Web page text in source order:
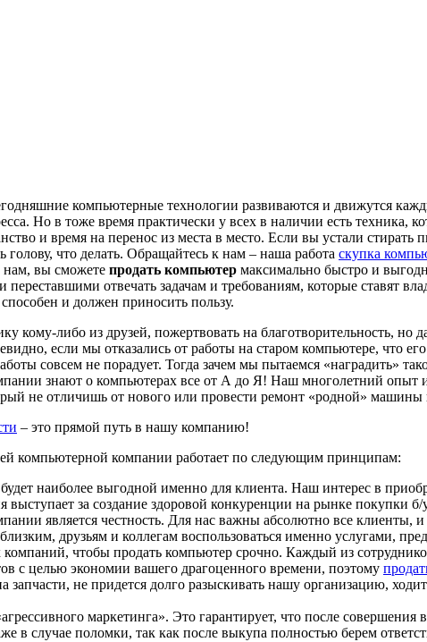
компьютерные технологии развиваются и движутся
Но в тоже время практически у всех в наличии есть
и время на перенос из места в место. Если вы устали
голову, что делать. Обращайтесь к нам – наша работа скупка
нам, вы сможете продать компьютер максимально быстро и
отвечать задачам и требованиям, которые ставят
и должен приносить пользу.
кому-либо из друзей, пожертвовать на благотворительность, но
если мы отказались от работы на старом компьютере, что
совсем не порадует. Тогда зачем мы пытаемся «наградить»
знают о компьютерах все от А до Я! Наш многолетний опыт
не отличишь от нового или провести ремонт «родной» машины
– это прямой путь в нашу компанию!
компьютерной компании работает по следующим принципам:
наиболее выгодной именно для клиента. Наш интерес в
за создание здоровой конкуренции на рынке покупки б/
является честность. Для нас важны абсолютно все
друзьям и коллегам воспользоваться именно услугами,
чтобы продать компьютер срочно. Каждый из
с целью экономии вашего драгоценного времени, поэтому
не придется долго разыскивать нашу организацию,
маркетинга». Это гарантирует, что после
в случае поломки, так как после выкупа полностью берем